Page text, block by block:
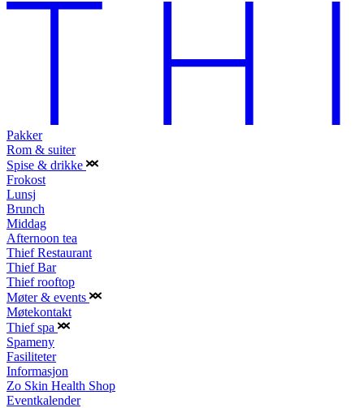
Pakker
Rom & suiter
Spise & drikke
Frokost
Lunsj
Brunch
Middag
Afternoon tea
Thief Restaurant
Thief Bar
Thief rooftop
Møter & events
Møtekontakt
Thief spa
Spameny
Fasiliteter
Informasjon
Zo Skin Health Shop
Eventkalender